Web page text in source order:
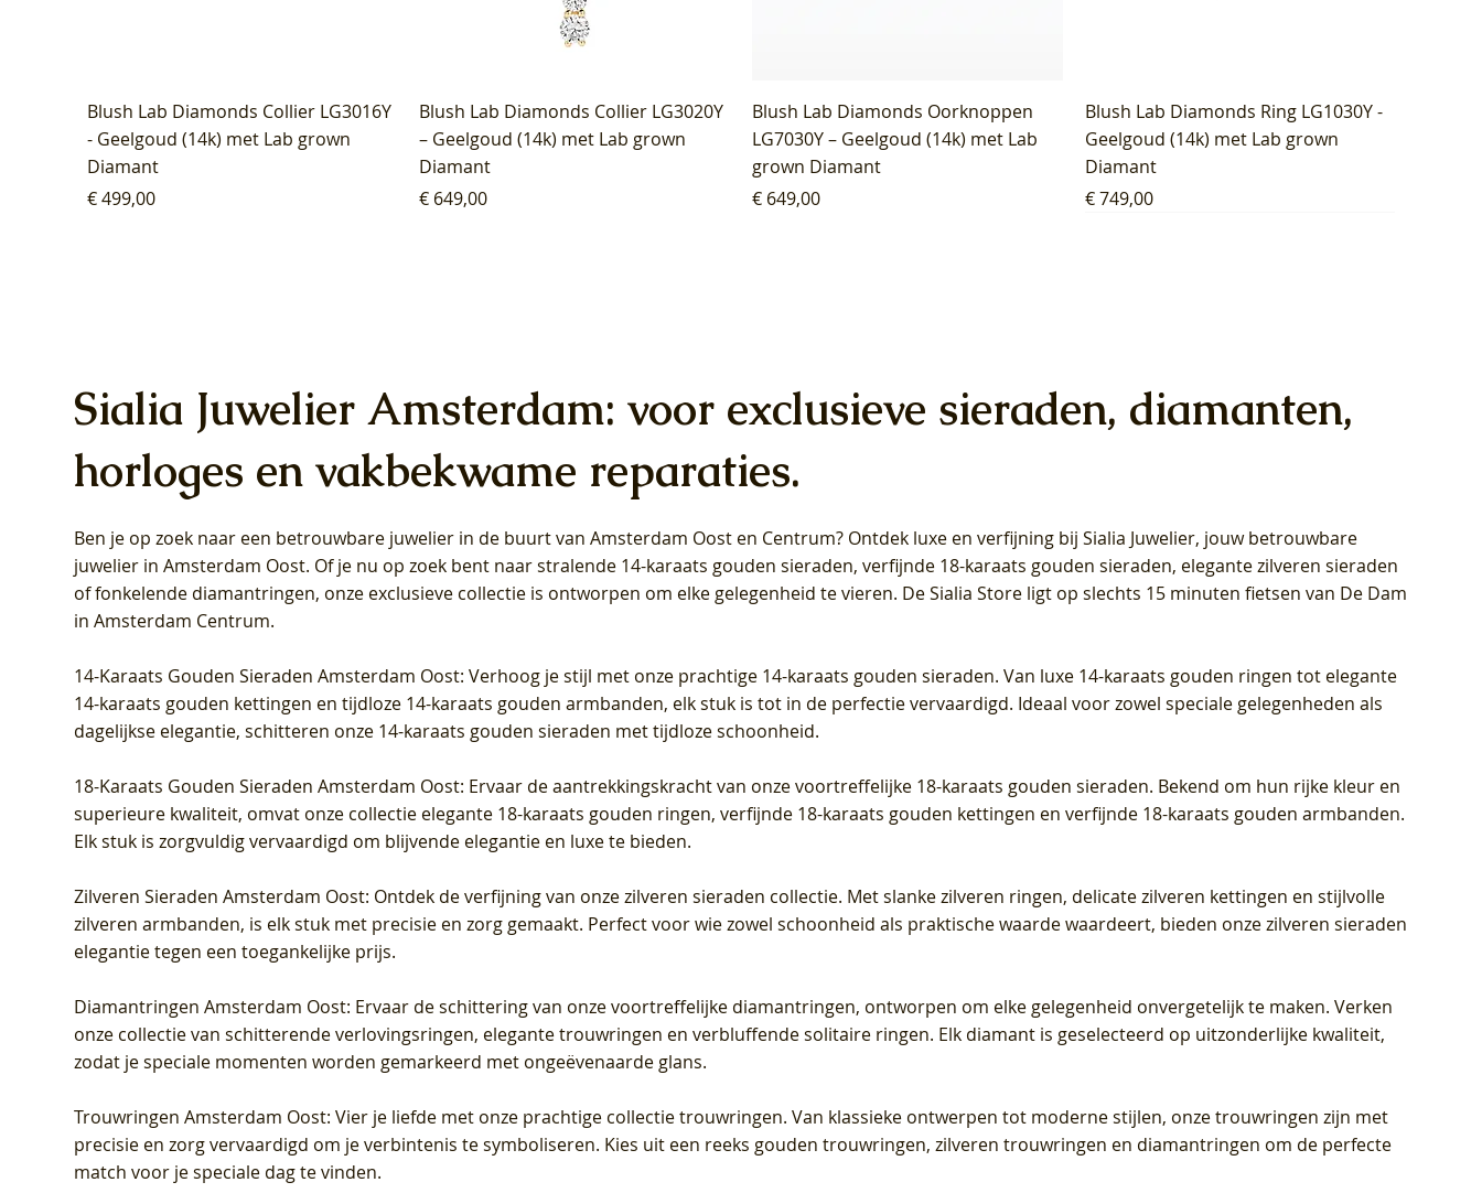
Blush Lab Diamonds Collier LG3016Y
- Geelgoud (14k) met Lab grown
Diamant
Prijs
€ 499,00
Blush Lab Diamonds Collier LG3020Y
– Geelgoud (14k) met Lab grown
Diamant
Prijs
€ 649,00
Blush Lab Diamonds Oorknoppen
LG7030Y – Geelgoud (14k) met Lab
grown Diamant
Prijs
€ 649,00
Blush Lab Diamonds Ring LG1030Y -
Geelgoud (14k) met Lab grown
Diamant
Prijs
€ 749,00
Blush Lab Diamonds Oorhangers
LG9006Y/S - Geelgoud (14k) met Lab
grown Diamant
Blush Lab Diamonds Oorhangers
LG9007Y/S - Geelgoud (14k) met Lab
grown Diamant
Blush Lab Diamonds Ring LG1028Y -
Geelgoud (14k) met Lab grown
Diamant
Blush Lab Diamonds Collier LG3014Y
- Geelgoud (14k) met Lab grown
Diamant
Blush Lab Diamonds Collier LG3019Y
– Geelgoud (14k) met Lab grown
Diamant
Blush Lab Diamonds Ring LG1042Y –
Geelgoud (14k) met Lab grown
Diamant
Blush Lab Diamonds Oorknoppen
LG7027Y - Geelgoud (14k) met Lab
grown Diamant
Blush Lab Diamonds Ring LG1029Y -
Geelgoud (14k) met Lab grown
Diamant
Blush Lab Diamonds Ring LG1031Y -
Geelgoud (14k) met Lab grown
Diamant
Blush Lab Diamonds Ring LG1044Y –
Geelgoud (14k) met Lab grown
Diamant
Blush Lab Diamonds Oorknoppen
LG7026Y - Geelgoud (14k) met Lab
grown Diamant
Blush Lab Diamonds Oorknoppen
LG7033Y – Geelgoud (14k) met Lab
grown Diamant
Sialia Juwelier Amsterdam: voor exclusieve sieraden, diamanten,
horloges en vakbekwame reparaties.
Ben je op zoek naar een betrouwbare juwelier in de buurt van Amsterdam Oost en Centrum? Ontdek luxe en verfijning bij Sialia Juwelier, jouw betrouwbare
juwelier in Amsterdam Oost. Of je nu op zoek bent naar stralende 14-karaats gouden sieraden, verfijnde 18-karaats gouden sieraden, elegante zilveren sieraden
of fonkelende diamantringen, onze exclusieve collectie is ontworpen om elke gelegenheid te vieren. De Sialia Store ligt op slechts 15 minuten fietsen van De Dam
in Amsterdam Centrum.
14-Karaats Gouden Sieraden Amsterdam Oost: Verhoog je stijl met onze prachtige 14-karaats gouden sieraden. Van luxe 14-karaats gouden ringen tot elegante
14-karaats gouden kettingen en tijdloze 14-karaats gouden armbanden, elk stuk is tot in de perfectie vervaardigd. Ideaal voor zowel speciale gelegenheden als
dagelijkse elegantie, schitteren onze 14-karaats gouden sieraden met tijdloze schoonheid.
18-Karaats Gouden Sieraden Amsterdam Oost: Ervaar de aantrekkingskracht van onze voortreffelijke 18-karaats gouden sieraden. Bekend om hun rijke kleur en
superieure kwaliteit, omvat onze collectie elegante 18-karaats gouden ringen, verfijnde 18-karaats gouden kettingen en verfijnde 18-karaats gouden armbanden.
Elk stuk is zorgvuldig vervaardigd om blijvende elegantie en luxe te bieden.
Zilveren Sieraden Amsterdam Oost: Ontdek de verfijning van onze zilveren sieraden collectie. Met slanke zilveren ringen, delicate zilveren kettingen en stijlvolle
zilveren armbanden, is elk stuk met precisie en zorg gemaakt. Perfect voor wie zowel schoonheid als praktische waarde waardeert, bieden onze zilveren sieraden
elegantie tegen een toegankelijke prijs.
Diamantringen Amsterdam Oost: Ervaar de schittering van onze voortreffelijke diamantringen, ontworpen om elke gelegenheid onvergetelijk te maken. Verken
onze collectie van schitterende verlovingsringen, elegante trouwringen en verbluffende solitaire ringen. Elk diamant is geselecteerd op uitzonderlijke kwaliteit,
zodat je speciale momenten worden gemarkeerd met ongeëvenaarde glans.
Trouwringen Amsterdam Oost: Vier je liefde met onze prachtige collectie trouwringen. Van klassieke ontwerpen tot moderne stijlen, onze trouwringen zijn met
precisie en zorg vervaardigd om je verbintenis te symboliseren. Kies uit een reeks gouden trouwringen, zilveren trouwringen en diamantringen om de perfecte
match voor je speciale dag te vinden.